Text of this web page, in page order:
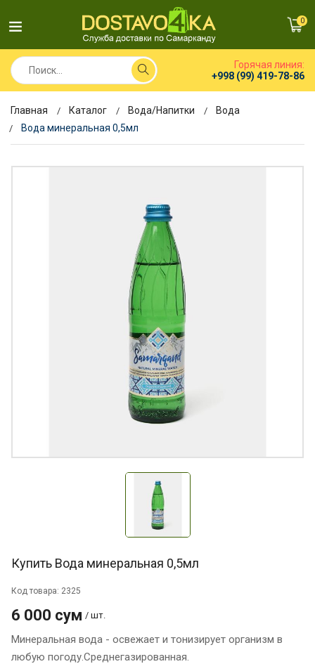
0
Горячая линия:
+998 (99) 419-78-86
Главная Каталог Вода/Напитки
Вода
Вода минеральная 0,5мл
Купить Вода минеральная 0,5мл
Код товара: 2325
6 000 сум / шт.
Минеральная вода - освежает и тонизирует организм в
любую погоду.Среднегазированная.